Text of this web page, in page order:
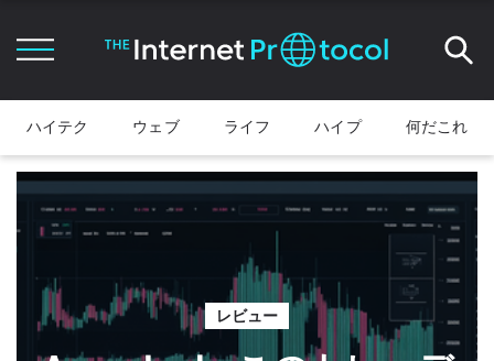
ハイテク ウェブ ライフ ハイプ 何だこれ
レビュー